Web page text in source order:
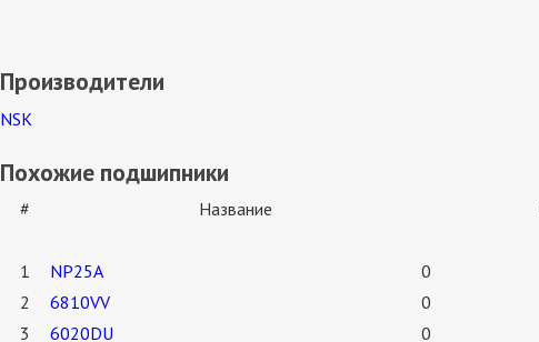
Производители
NSK
Похожие подшипники
# Название
1
NP25A 0
2
6810VV 0
3
6020DU 0